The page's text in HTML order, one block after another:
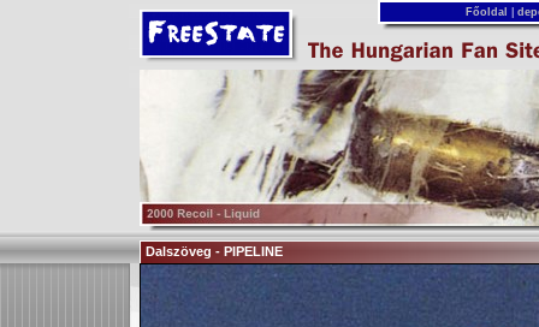
Főoldal
Dalszöveg - PIPELINE